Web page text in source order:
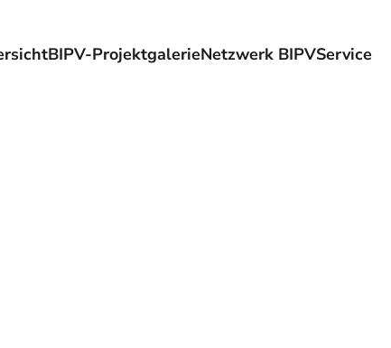
BIPV-ProjektgalerieNetzwerk BIPVService